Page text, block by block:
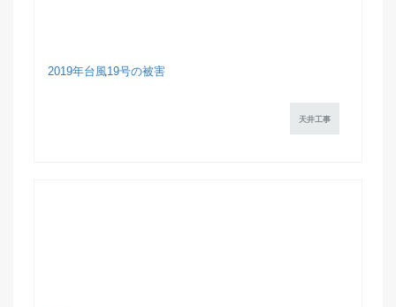
2019年台風19号の被害
天井工事